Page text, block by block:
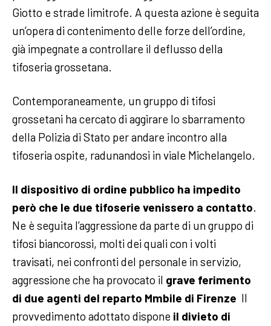
Giotto e strade limitrofe. A questa azione è seguita
un’opera di contenimento delle forze dell’ordine,
già impegnate a controllare il deflusso della
tifoseria grossetana.
Contemporaneamente, un gruppo di tifosi
grossetani ha cercato di aggirare lo sbarramento
della Polizia di Stato per andare incontro alla
tifoseria ospite, radunandosi in viale Michelangelo.
Il dispositivo di ordine pubblico ha impedito
però che le due tifoserie venissero a contatto.
Ne è seguita l’aggressione da parte di un gruppo di
tifosi biancorossi, molti dei quali con i volti
travisati, nei confronti del personale in servizio,
aggressione che ha provocato il grave ferimento
di due agenti del reparto Mmbile di Firenze Il
provvedimento adottato dispone il divieto di